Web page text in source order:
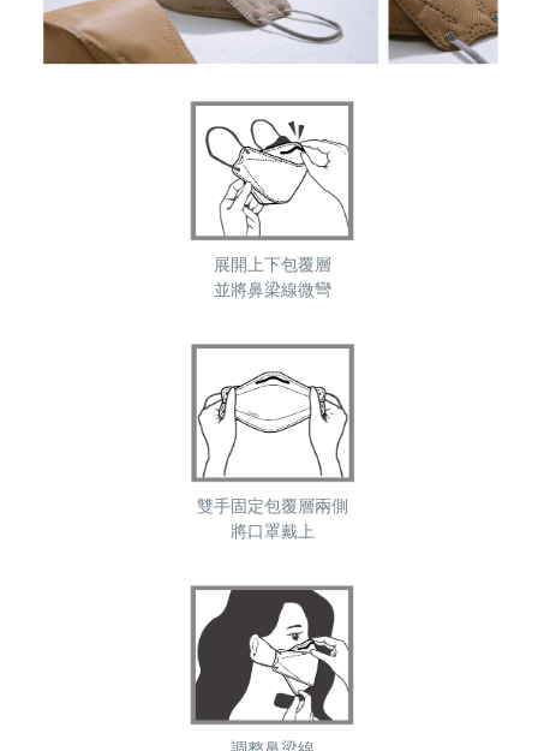
展開上下包覆層
並將鼻梁線微彎
雙手固定包覆層兩側
將口罩戴上